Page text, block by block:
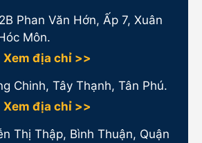
Phan Văn Hớn, Ấp 7, Xuân
Môn.
Xem địa chỉ >>
Chinh, Tây Thạnh, Tân Phú.
Xem địa chỉ >>
Thị Thập, Bình Thuận, Quận